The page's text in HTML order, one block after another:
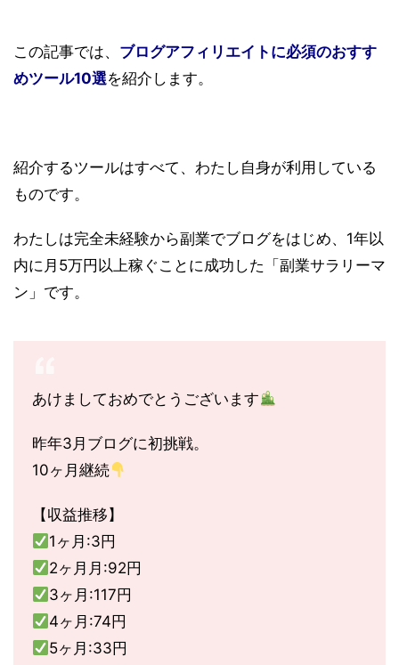
この記事では、 ブログアフィリエイトに必須のおすす
めツール10選を紹介します。
紹介するツールはすべて、わたし自身が利用している
ものです。
わたしは完全未経験から副業でブログをはじめ、1年以
内に月5万円以上稼ぐことに成功した「副業サラリーマ
ン」です。
10ヶ月継続
1ヶ月:3円
2ヶ月月:92円
3ヶ月:117円
4ヶ月:74円
5ヶ月:33円
6ヶ月:7,801円